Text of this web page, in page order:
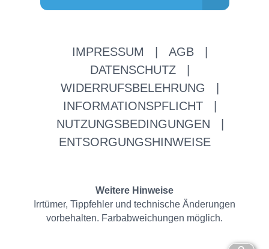
IMPRESSUM AGB
DATENSCHUTZ
WIDERRUFSBELEHRUNG
INFORMATIONSPFLICHT
NUTZUNGSBEDINGUNGEN
ENTSORGUNGSHINWEISE
Weitere Hinweise
Irrtümer, Tippfehler und technische Änderungen
vorbehalten. Farbabweichungen möglich.